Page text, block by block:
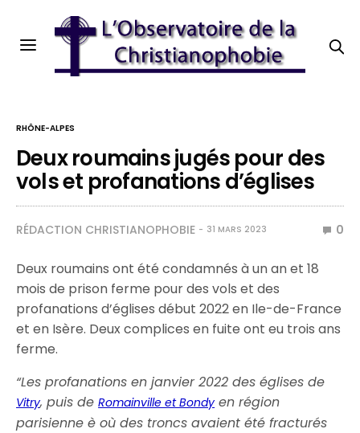
RHÔNE-ALPES
Deux roumains jugés pour des
vols et profanations d’églises
RÉDACTION CHRISTIANOPHOBIE 31 MARS 2023 0
Deux roumains ont été condamnés à un an et 18
mois de prison ferme pour des vols et des
profanations d’églises début 2022 en Ile-de-France
et en Isère. Deux complices en fuite ont eu trois ans
ferme.
“Les profanations en janvier 2022 des églises de
Vitry, puis deRomainville et Bondyen région
parisienne è où des troncs avaient été fracturés